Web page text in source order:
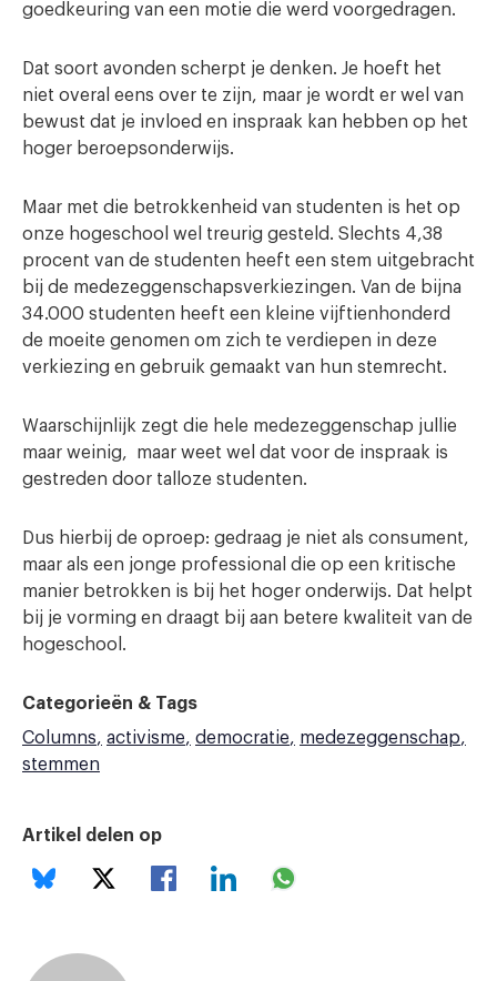
goedkeuring van een motie die werd voorgedragen.
Dat soort avonden scherpt je denken. Je hoeft het
niet overal eens over te zijn, maar je wordt er wel van
bewust dat je invloed en inspraak kan hebben op het
hoger beroepsonderwijs.
Maar met die betrokkenheid van studenten is het op
onze hogeschool wel treurig gesteld. Slechts 4,38
procent van de studenten heeft een stem uitgebracht
bij de medezeggenschapsverkiezingen. Van de bijna
34.000 studenten heeft een kleine vijftienhonderd
de moeite genomen om zich te verdiepen in deze
verkiezing en gebruik gemaakt van hun stemrecht.
Waarschijnlijk zegt die hele medezeggenschap jullie
maar weinig, maar weet wel dat voor de inspraak is
gestreden door talloze studenten.
Dus hierbij de oproep: gedraag je niet als consument,
maar als een jonge professional die op een kritische
manier betrokken is bij het hoger onderwijs. Dat helpt
bij je vorming en draagt bij aan betere kwaliteit van de
hogeschool.
Categorieën & Tags
Columns
activisme democratie
medezeggenschap
stemmen
Artikel delen op